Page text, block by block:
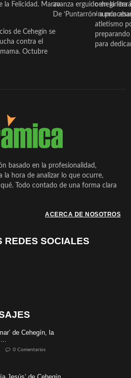
la Felicidad. Marzo
de Cehegín se
contra el
Octubre
avanza erguido en la
De ‘Puntarrón’ a
ceheginera
«nunca
atletismo
para
basado en la profesionalidad,
la hora de analizar lo que ocurre,
Todo contado de una forma clara
ACERCA DE NOSOTROS
REDES SOCIALES
de Cehegín, la
0 Comentarios